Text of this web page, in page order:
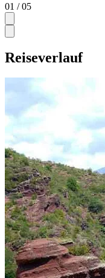
01 / 05
Reiseverlauf